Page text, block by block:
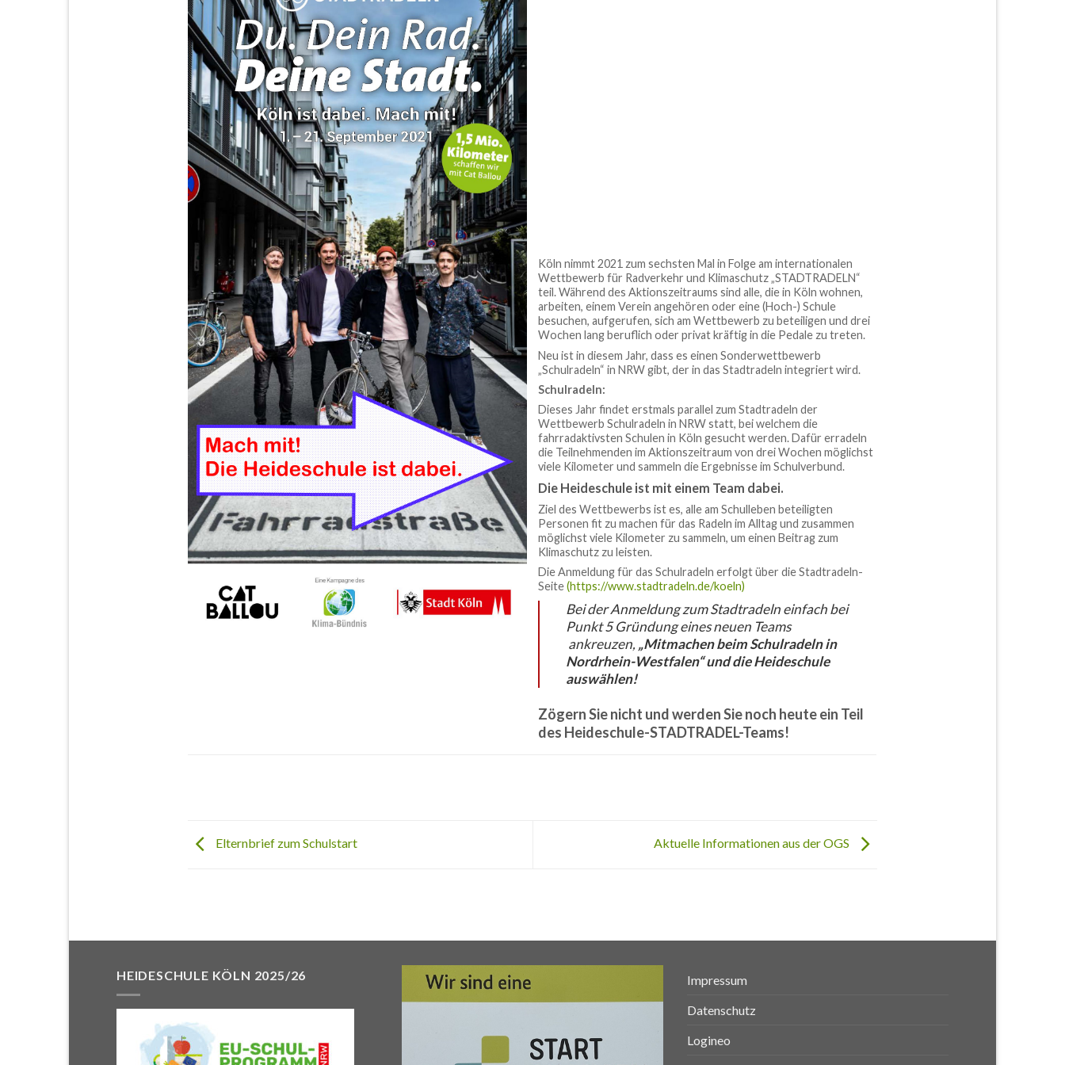
Köln nimmt 2021 zum sechsten Mal in Folge am internationalen
Wettbewerb für Radverkehr und Klimaschutz „STADTRADELN“
teil. Während des Aktionszeitraums sind alle, die in Köln wohnen,
arbeiten, einem Verein angehören oder eine (Hoch-) Schule
besuchen, aufgerufen, sich am Wettbewerb zu beteiligen und drei
Wochen lang beruflich oder privat kräftig in die Pedale zu treten.
Neu ist in diesem Jahr, dass es einen Sonderwettbewerb
„Schulradeln“ in NRW gibt, der in das Stadtradeln integriert wird.
Schulradeln:
Dieses Jahr findet erstmals parallel zum Stadtradeln der
Wettbewerb Schulradeln in NRW statt, bei welchem die
fahrradaktivsten Schulen in Köln gesucht werden. Dafür erradeln
die Teilnehmenden im Aktionszeitraum von drei Wochen möglichst
viele Kilometer und sammeln die Ergebnisse im Schulverbund.
Die Heideschule ist mit einem Team dabei.
Ziel des Wettbewerbs ist es, alle am Schulleben beteiligten
Personen fit zu machen für das Radeln im Alltag und zusammen
möglichst viele Kilometer zu sammeln, um einen Beitrag zum
Klimaschutz zu leisten.
Die Anmeldung für das Schulradeln erfolgt über die Stadtradeln-
Seite(https://www.stadtradeln.de/koeln)
Bei der Anmeldung zum Stadtradeln einfach bei
Punkt 5 Gründung eines neuen Teams
ankreuzen, „Mitmachen beim Schulradeln in
Nordrhein-Westfalen“ und dieHeideschule
auswählen!
Zögern Sie nicht und werden Sie noch heute ein Teil
des Heideschule-STADTRADEL-Teams!
Elternbrief zum Schulstart Aktuelle Informationen aus der OGS
HEIDESCHULE KÖLN 2025/26
Impressum
Datenschutz
Logineo